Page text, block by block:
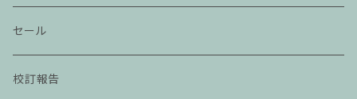
セール
校訂報告